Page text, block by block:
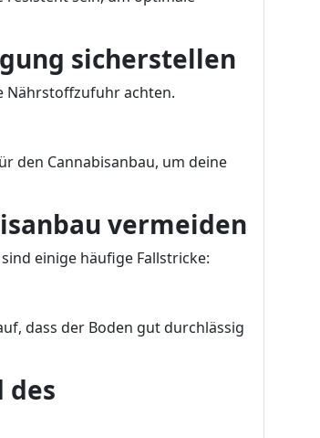
sicherstellen
Nährstoffzufuhr achten.
den Cannabisanbau, um deine
vermeiden
einige häufige Fallstricke:
dass der Boden gut durchlässig
des